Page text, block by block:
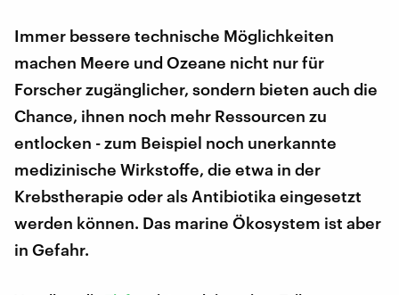
Immer bessere technische Möglichkeiten
machen Meere und Ozeane nicht nur für
Forscher zugänglicher, sondern bieten auch die
Chance, ihnen noch mehr Ressourcen zu
entlocken - zum Beispiel noch unerkannte
medizinische Wirkstoffe, die etwa in der
Krebstherapie oder als Antibiotika eingesetzt
werden können. Das marine Ökosystem ist aber
in Gefahr.